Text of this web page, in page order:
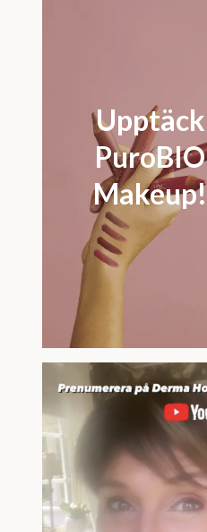
Upptäck
PuroBIO
Makeup!